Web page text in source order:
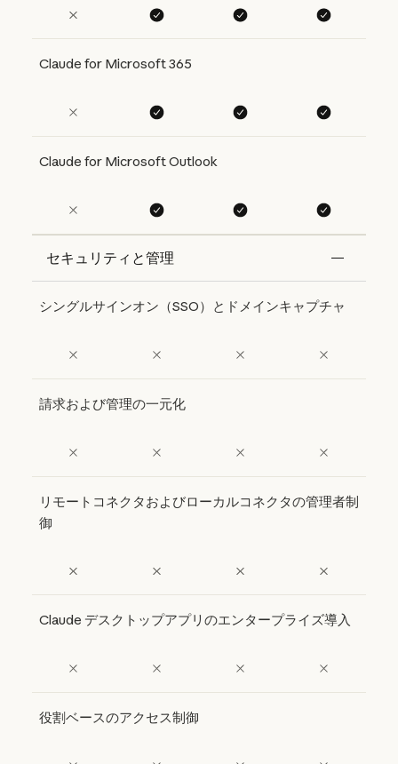
Claude for Microsoft 365
Claude for Microsoft Outlook
セキュリティと管理
Features
シングルサインオン（SSO）とドメインキャプチャ
請求および管理の一元化
リモートコネクタおよびローカルコネクタの管理者制
御
Claude デスクトップアプリのエンタープライズ導入
役割ベースのアクセス制御